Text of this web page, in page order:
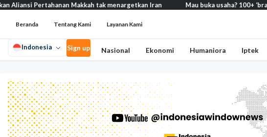
Makkah tak menargetkan Iran Mau buka usaha? 100+ ‘brand’
Beranda Tentang Kami Layanan Kami
Indonesia Sign up Nasional Ekonomi Humaniora Iptek